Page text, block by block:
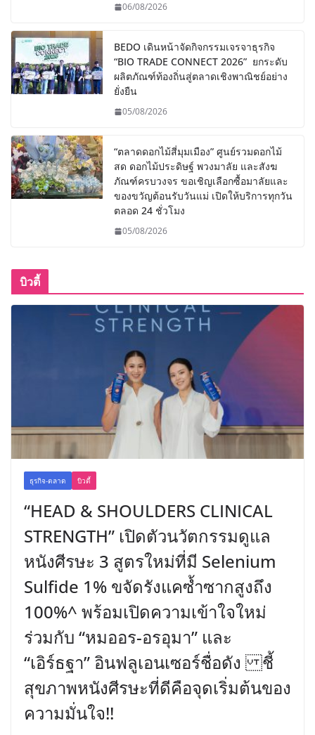
06/08/2026
BEDO เดินหน้าจัดกิจกรรมเจรจาธุรกิจ
“BIO TRADE CONNECT 2026” ยกระดับ
ผลิตภัณฑ์ท้องถิ่นสู่ตลาดเชิงพาณิชย์อย่าง
ยั่งยืน
05/08/2026
“ตลาดดอกไม้สี่มุมเมือง” ศูนย์รวมดอกไม้
สด ดอกไม้ประดิษฐ์ พวงมาลัย และสังฆ
ภัณฑ์ครบวงจร ขอเชิญเลือกซื้อมาลัยและ
ของขวัญต้อนรับวันแม่ เปิดให้บริการทุกวัน
ตลอด 24 ชั่วโมง
05/08/2026
บิวตี้
ธุรกิจ-ตลาด บิวตี้
“HEAD & SHOULDERS CLINICAL
STRENGTH” เปิดตัวนวัตกรรมดูแล
หนังศีรษะ 3 สูตรใหม่ที่มี Selenium
Sulfide 1% ขจัดรังแคซ้ำซากสูงถึง
100%^ พร้อมเปิดความเข้าใจใหม่
ร่วมกับ “หมออร-อรอุมา” และ
“เอิร์ธฐา” อินฟลูเอนเซอร์ชื่อดัง ชี้
สุขภาพหนังศีรษะที่ดีคือจุดเริ่มต้นของ
ความมั่นใจ!!